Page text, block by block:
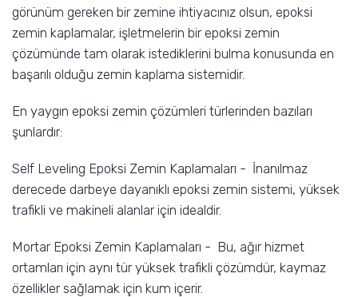
görünüm gereken bir zemine ihtiyacınız olsun, epoksi
zemin kaplamalar, işletmelerin bir epoksi zemin
çözümünde tam olarak istediklerini bulma konusunda en
başarılı olduğu zemin kaplama sistemidir.
En yaygın epoksi zemin çözümleri türlerinden bazıları
şunlardır:
Self Leveling Epoksi Zemin Kaplamaları - İnanılmaz
derecede darbeye dayanıklı epoksi zemin sistemi, yüksek
trafikli ve makineli alanlar için idealdir.
Mortar Epoksi Zemin Kaplamaları - Bu, ağır hizmet
ortamları için aynı tür yüksek trafikli çözümdür, kaymaz
özellikler sağlamak için kum içerir.